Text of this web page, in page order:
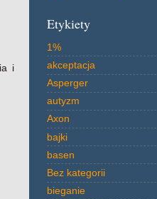
i
Etykiety
1%
akceptacja
Asperger
autyzm
Axon
bajki
basen
Bez kategorii
bieganie